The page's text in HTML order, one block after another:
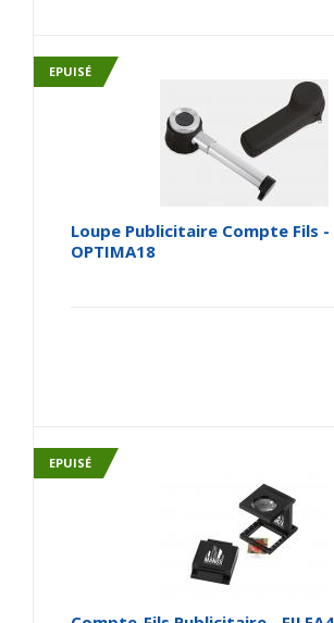
EPUISÉ
Loupe Publicitaire Compte Fils -
OPTIMA18
EPUISÉ